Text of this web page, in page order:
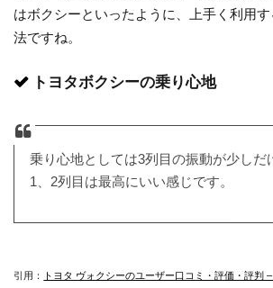
はボクシーといったように、上手く利用
法ですね。
トヨタボクシーの乗り心地
乗り心地としては3列目の振動が少しだ
1、2列目は最高にいい感じです。
引用： トヨタ ヴォクシーのユーザー口コミ・評価・評判